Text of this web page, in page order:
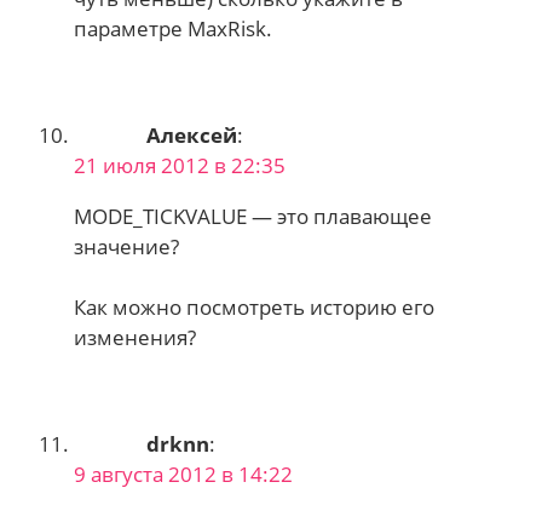
параметре MaxRisk.
Алексей:
21 июля 2012 в 22:35
MODE_TICKVALUE — это плавающее
значение?
Как можно посмотреть историю его
изменения?
drknn:
9 августа 2012 в 14:22